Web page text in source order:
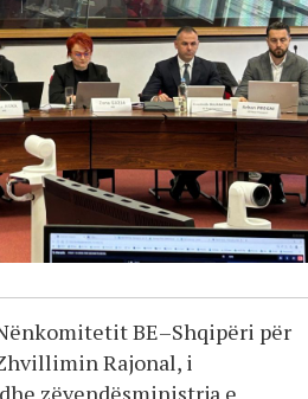
BE–Shqipëri për
Rajonal, i
zëvendësministrja e